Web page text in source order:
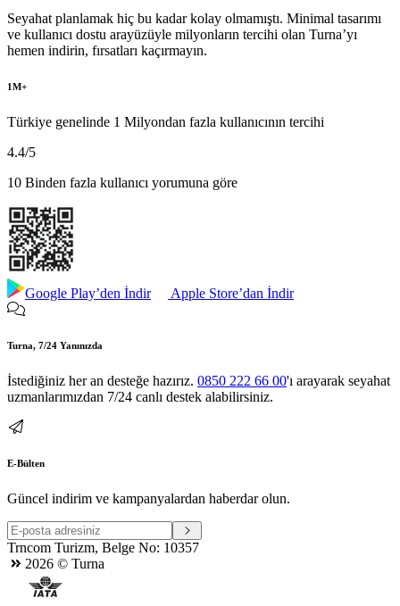
Seyahat planlamak hiç bu kadar kolay olmamıştı. Minimal tasarımı
ve kullanıcı dostu arayüzüyle milyonların tercihi olan Turna’yı
hemen indirin, fırsatları kaçırmayın.
1M+
Türkiye genelinde 1 Milyondan fazla kullanıcının tercihi
4.4/5
10 Binden fazla kullanıcı yorumuna göre
Google Play’den İndir Apple Store’dan İndir
Turna, 7/24 Yanınızda
İstediğiniz her an desteğe hazırız. 0850 222 66 00'ı arayarak seyahat
uzmanlarımızdan 7/24 canlı destek alabilirsiniz.
E-Bülten
Güncel indirim ve kampanyalardan haberdar olun.
Trncom Turizm, Belge No: 10357
2026 © Turna